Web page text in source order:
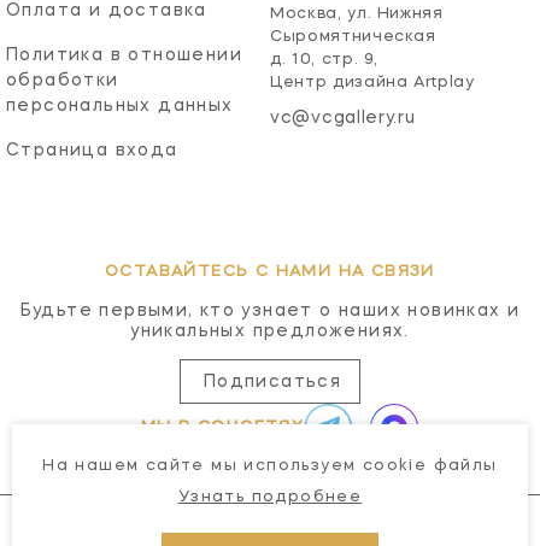
Оплата и доставка
Политика в отношении
обработки
персональных данных
Страница входа
Москва, ул. Нижняя
Сыромятническая
д. 10, стр. 9,
Центр дизайна Artplay
vc@vcgallery.ru
ОСТАВАЙТЕСЬ С НАМИ НА СВЯЗИ
Будьте первыми, кто узнает о наших новинках и
уникальных предложениях.
Подписаться
МЫ В СОЦСЕТЯХ
На нашем сайте мы используем cookie файлы
Узнать подробнее